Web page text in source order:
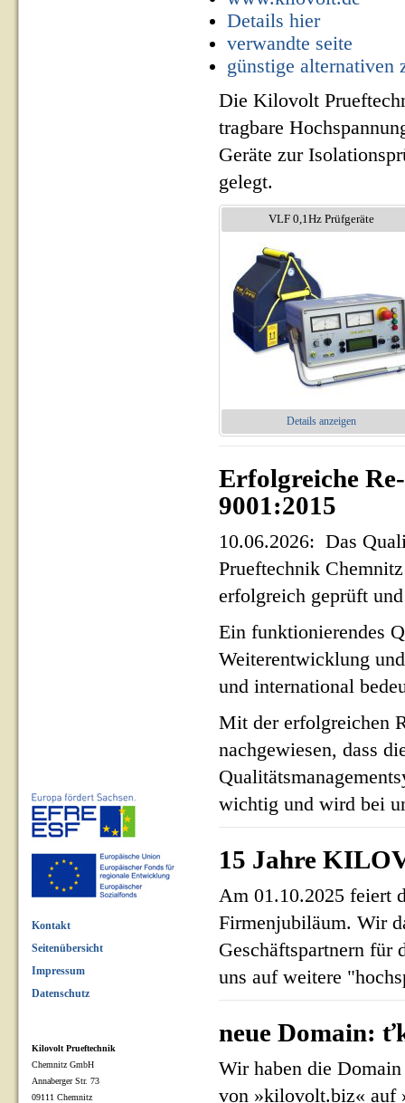
Details hier
verwandte seite
günstige alternativen
Die Kilovolt
tragbare
Geräte zur
gelegt.
VLF 0,1Hz Prüfgeräte
Details anzeigen
Erfolgreiche
9001:2015
10.06.2026: Das
Prueftechnik
erfolgreich geprüft
Ein funktionierendes
Weiterentwicklung
und international
Mit der erfolgreichen
nachgewiesen, dass
wichtig und wird bei
15 Jahre
Am 01.10.2025 feiert
Firmenjubiläum. Wir
Geschäftspartnern für
uns auf weitere
neue Domain:
Wir haben die
von »kilovolt.biz« auf
Kontakt
Seitenübersicht
Impressum
Datenschutz
Kilovolt Prueftechnik
Chemnitz GmbH
Annaberger Str. 73
09111 Chemnitz